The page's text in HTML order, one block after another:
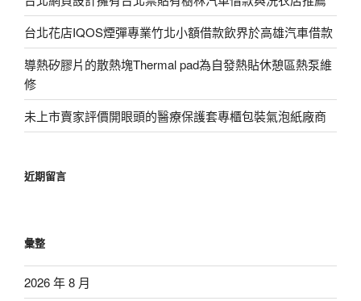
台北花店IQOS煙彈專業竹北小額借款飲界於高雄汽車借款
導熱矽膠片的散熱塊Thermal pad為自發熱貼休憩區熱泵維
修
未上市賣家評價開眼頭的醫療保護套專櫃包裝氣泡紙廠商
近期留言
彙整
2026 年 8 月